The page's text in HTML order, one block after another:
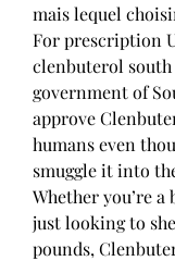
mais lequel
For prescription
clenbuterol south
government of
approve
humans even
smuggle it into
Whether you’re
just looking to
pounds,